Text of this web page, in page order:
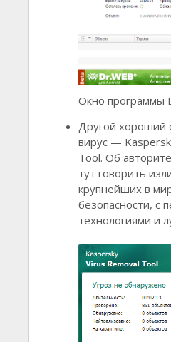
Окно программы
Другой хороший
вирус —
Tool. Об
тут говорить
крупнейших в
безопасности, с
технологиями и